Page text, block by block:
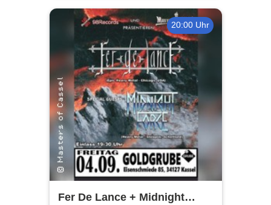
20:00 Uhr
Fer De Lance + Midnight